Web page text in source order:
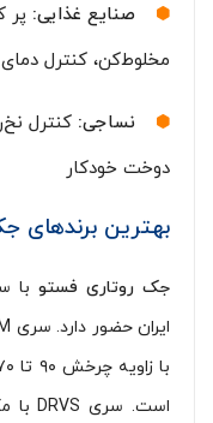
صنایع غذایی: پر
مخلوط‌کن، کنترل دمای
نساجی: کنترل
دوخت خودکار
بهترین برندهای
جک روتاری فستو